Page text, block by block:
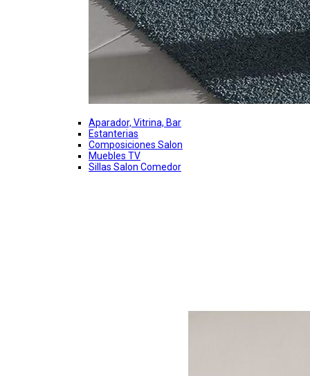
Aparador, Vitrina, Bar
Estanterias
Composiciones Salon
Muebles TV
Sillas Salon Comedor